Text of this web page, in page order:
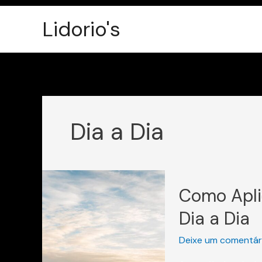
Lidorio's
Dia a Dia
Como
Dia a Dia
Deixe um
Aplicar
as
Parábolas
de